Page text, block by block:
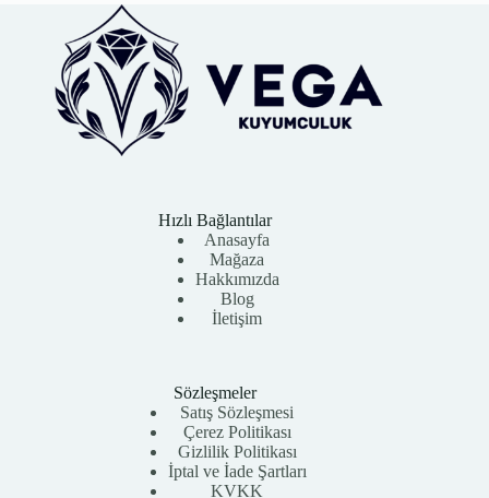
Hızlı Bağlantılar
Anasayfa
Mağaza
Hakkımızda
Blog
İletişim
Sözleşmeler
Satış Sözleşmesi
Çerez Politikası
Gizlilik Politikası
İptal ve İade Şartları
KVKK